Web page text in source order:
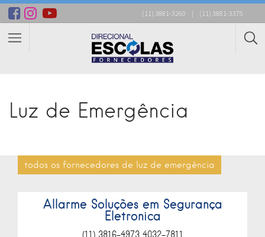
(11) 3881-3260 | (11) 3881-3375
Luz de Emergência
todos os fornecedores de luz de emergência
Allarme Soluções em Segurança
Eletronica
(11) 3816-4973 4032-7811